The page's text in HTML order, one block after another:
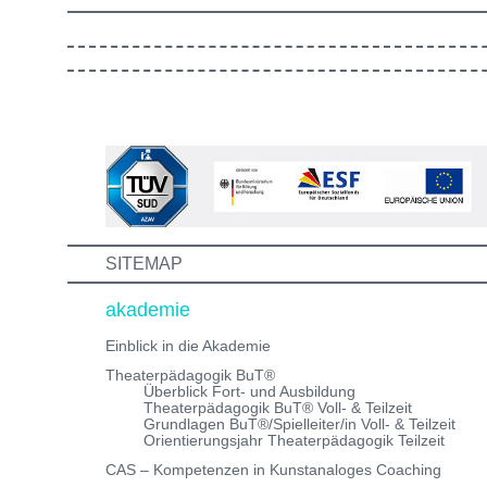
theaterpädagogische Übungen und Methoden
Weiterbildungen und erhalte eine Einladung zum
Informations- und Aufnahmeworkshop. Bei Fragen,
schreibe uns einfach eine Mail an:
info@theaterwerkstatt-heidelberg.de Wir freuen uns auf
SITEMAP
akademie
Einblick in die Akademie
Theaterpädagogik BuT®
Überblick Fort- und Ausbildung
Theaterpädagogik BuT® Voll- & Teilzeit
Grundlagen BuT®/Spielleiter/in Voll- & Teilzeit
Orientierungsjahr Theaterpädagogik Teilzeit
CAS – Kompetenzen in Kunstanaloges Coaching